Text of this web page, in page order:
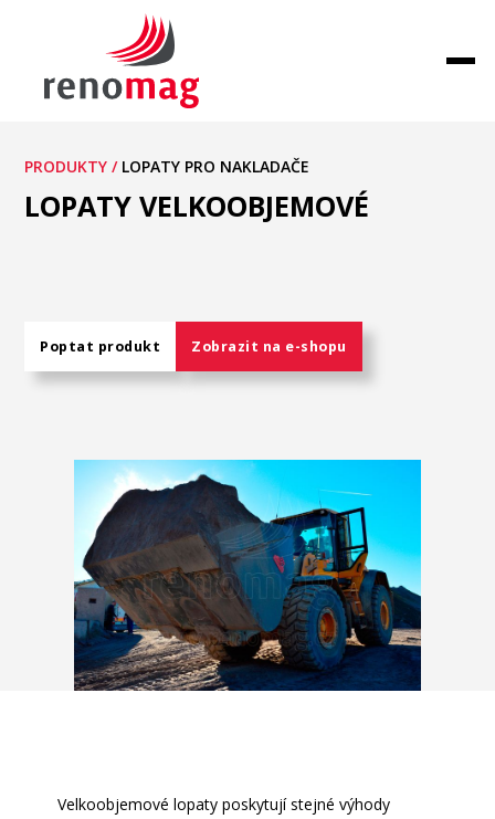
PRODUKTY / LOPATY PRO NAKLADAČE
LOPATY VELKOOBJEMOVÉ
Poptat produkt Zobrazit na e-shopu
Velkoobjemové lopaty poskytují stejné výhody